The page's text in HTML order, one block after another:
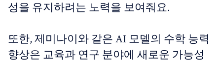
성을 유지하려는 노력을 보여줘요.
또한, 제미나이와 같은 AI 모델의 수학 능력
향상은 교육과 연구 분야에 새로운 가능성